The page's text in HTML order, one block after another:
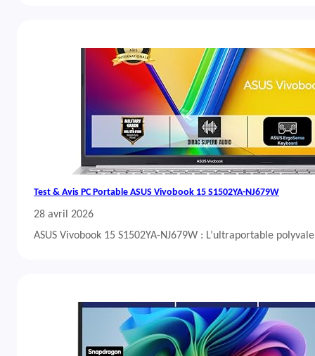
Test & Avis PC Portable ASUS Vivobook 15 S1502YA-NJ679W
28 avril 2026
ASUS Vivobook 15 S1502YA-NJ679W : L’ultraportable